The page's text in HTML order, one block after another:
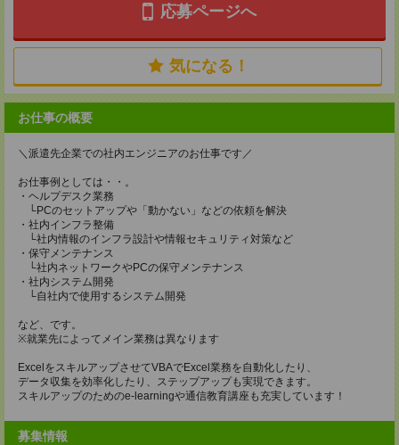
応募ページへ
気になる！
お仕事の概要
＼派遣先企業での社内エンジニアのお仕事です／
お仕事例としては・・。
・ヘルプデスク業務
└PCのセットアップや「動かない」などの依頼を解決
・社内インフラ整備
└社内情報のインフラ設計や情報セキュリティ対策など
・保守メンテナンス
└社内ネットワークやPCの保守メンテナンス
・社内システム開発
└自社内で使用するシステム開発
など、です。
※就業先によってメイン業務は異なります
ExcelをスキルアップさせてVBAでExcel業務を自動化したり、
データ収集を効率化したり、ステップアップも実現できます。
スキルアップのためのe-learningや通信教育講座も充実しています！
募集情報